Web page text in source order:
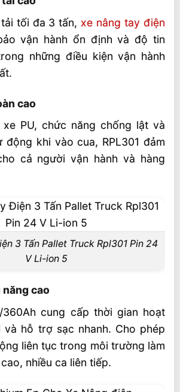
ion hiệu năng cao
mái và khả năng điều khiển của
hành
kỹ thuật Xe Nâng Tay Điện 3 Tấn
RPL301 Pin 24 V Li-Ion
Xe Nâng Tay Điện 3 Tấn Pallet
Pin 24 V Li-Ion
hỏi thường gặp về RPL301 FAQ
chịu tải tối đa của RPL251 là bao
sử dụng loại pin nào?
đảm bảo độ ổn định dưới tải trọng
thế nào?
không?
tùy chọn tùy chỉnh nào dành cho
mua sản phẩm
tối đa 3 tấn, xe nâng tay điện
vận hành ổn định và độ tin
những điều kiện vận hành
cao
PU, chức năng chống lật và
khi vào cua, RPL301 đảm
cả người vận hành và hàng
3 Tấn Pallet Truck Rpl301 Pin 24
V Li-ion 5
cao
360Ah cung cấp thời gian hoạt
hỗ trợ sạc nhanh. Cho phép
liên tục trong môi trường làm
nhiều ca liên tiếp.